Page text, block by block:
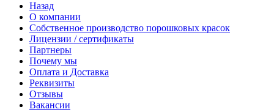
Назад
О компании
Собственное производство порошковых красок
Лицензии / сертификаты
Партнеры
Почему мы
Оплата и Доставка
Реквизиты
Отзывы
Вакансии